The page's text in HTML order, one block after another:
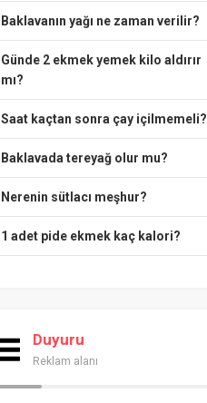
Baklavanın yağı ne zaman verilir?
Günde 2 ekmek yemek kilo aldırır
mı?
Saat kaçtan sonra çay içilmemeli?
Baklavada tereyağ olur mu?
Nerenin sütlacı meşhur?
1 adet pide ekmek kaç kalori?
Duyuru
Reklam alanı